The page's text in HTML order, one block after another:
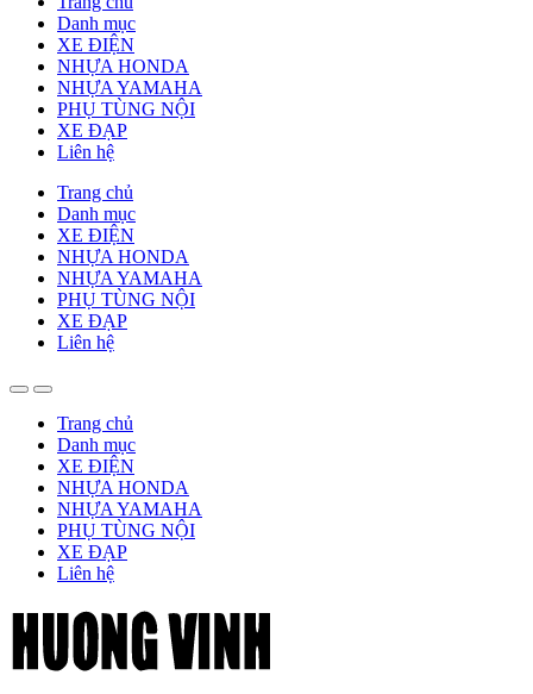
Danh mục
XE ĐIỆN
NHỰA HONDA
NHỰA YAMAHA
PHỤ TÙNG NỘI
XE ĐẠP
Liên hệ
Trang chủ
Danh mục
XE ĐIỆN
NHỰA HONDA
NHỰA YAMAHA
PHỤ TÙNG NỘI
XE ĐẠP
Liên hệ
Trang chủ
Danh mục
XE ĐIỆN
NHỰA HONDA
NHỰA YAMAHA
PHỤ TÙNG NỘI
XE ĐẠP
Liên hệ